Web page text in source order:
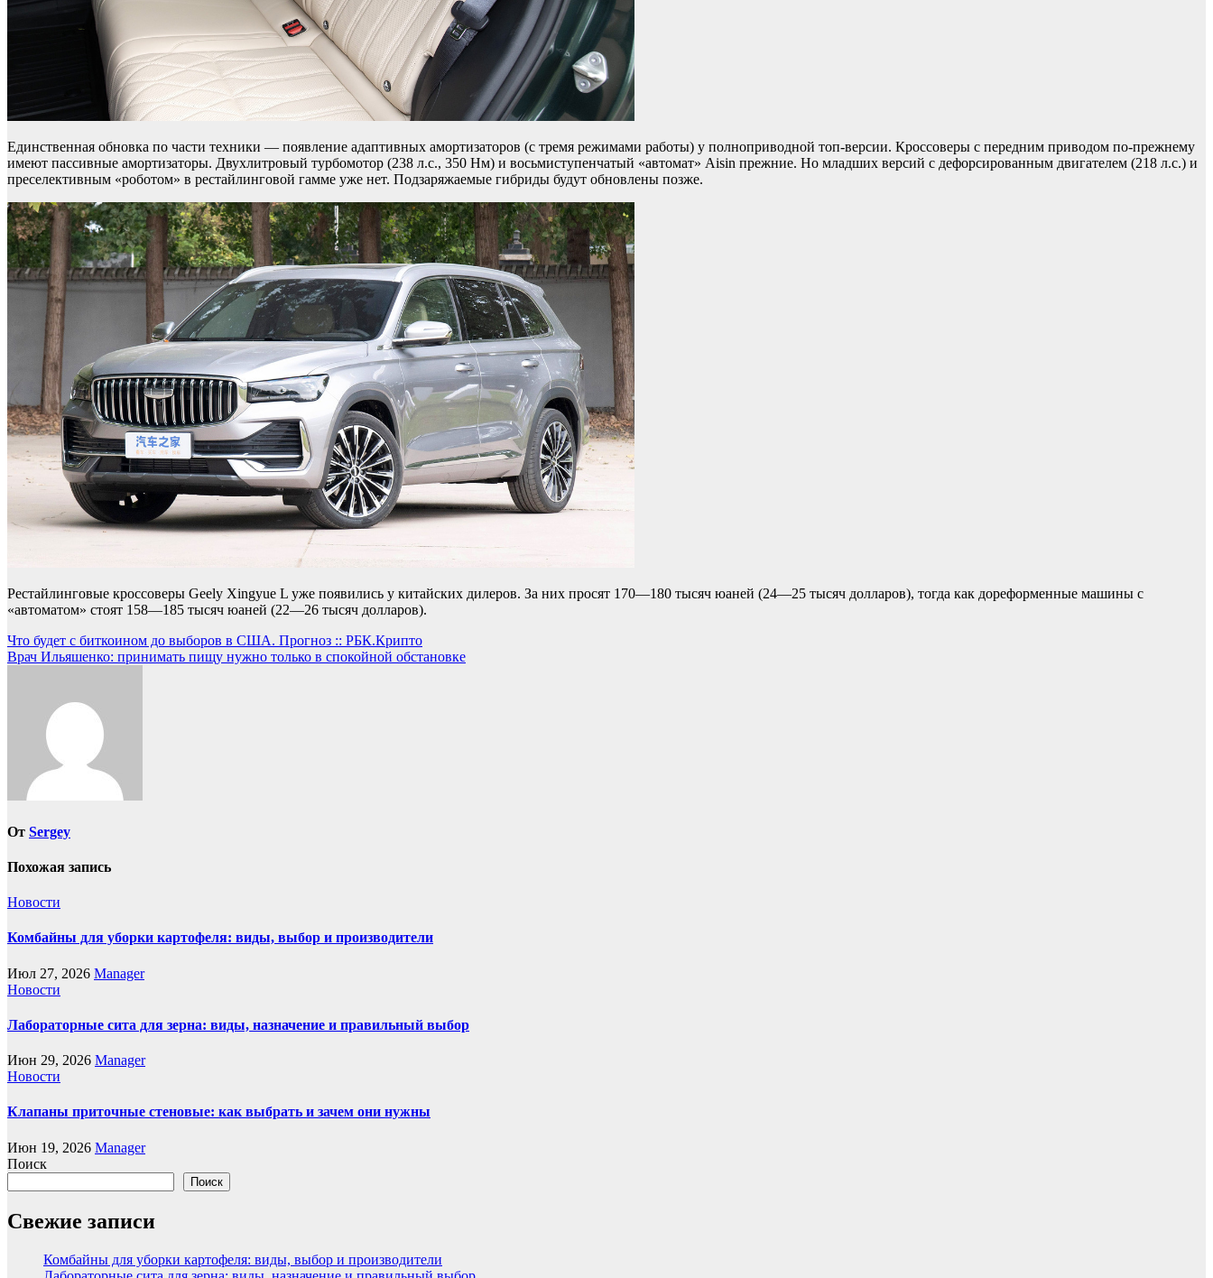
Единственная обновка по части техники — появление адаптивных амортизаторов (с тремя режимами работы) у полноприводной топ-версии. Кроссоверы с передним приводом по-прежнему
имеют пассивные амортизаторы. Двухлитровый турбомотор (238 л.с., 350 Нм) и восьмиступенчатый «автомат» Aisin прежние. Но младших версий с дефорсированным двигателем (218 л.с.) и
преселективным «роботом» в рестайлинговой гамме уже нет. Подзаряжаемые гибриды будут обновлены позже.
Рестайлинговые кроссоверы Geely Xingyue L уже появились у китайских дилеров. За них просят 170—180 тысяч юаней (24—25 тысяч долларов), тогда как дореформенные машины с
«автоматом» стоят 158—185 тысяч юаней (22—26 тысяч долларов).
Навигация
по
Что будет с биткоином до выборов в США. Прогноз :: РБК.Крипто
Врач Ильяшенко: принимать пищу нужно только в спокойной обстановке
От Sergey
Похожая запись
Новости
Комбайны для уборки картофеля: виды, выбор и производители
Июл 27, 2026 Manager
Новости
Лабораторные сита для зерна: виды, назначение и правильный выбор
Июн 29, 2026 Manager
Новости
Клапаны приточные стеновые: как выбрать и зачем они нужны
Июн 19, 2026 Manager
Поиск
Поиск
Свежие записи
Комбайны для уборки картофеля: виды, выбор и производители